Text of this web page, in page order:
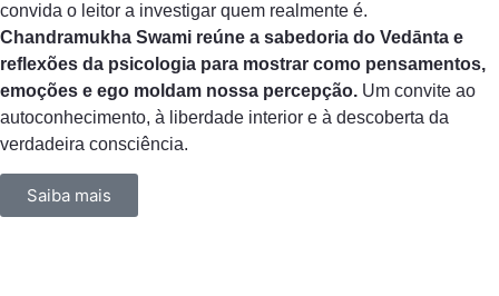
convida o leitor a investigar quem realmente é.
Chandramukha Swami reúne a sabedoria do Vedānta e
reflexões da psicologia para mostrar como pensamentos,
emoções e ego moldam nossa percepção. Um convite ao
autoconhecimento, à liberdade interior e à descoberta da
verdadeira consciência.
Saiba mais